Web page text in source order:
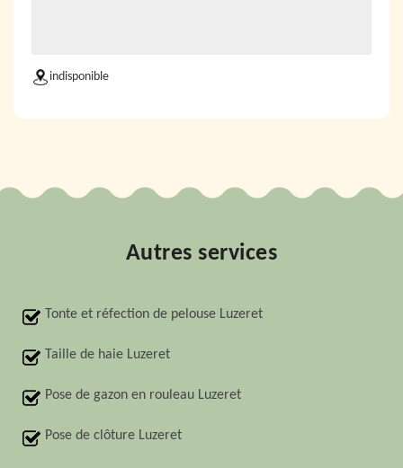
indisponible
Autres services
Tonte et réfection de pelouse Luzeret
Taille de haie Luzeret
Pose de gazon en rouleau Luzeret
Pose de clôture Luzeret